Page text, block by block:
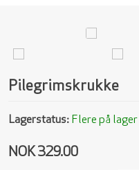
Pilegrimskrukke
Lagerstatus:Flere på lager
NOK 329.00